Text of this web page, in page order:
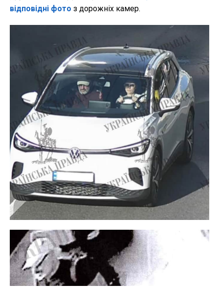
відповідні фото з дорожніх камер.